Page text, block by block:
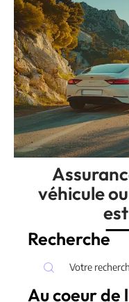
véhicule
Recherche
Au coeur de